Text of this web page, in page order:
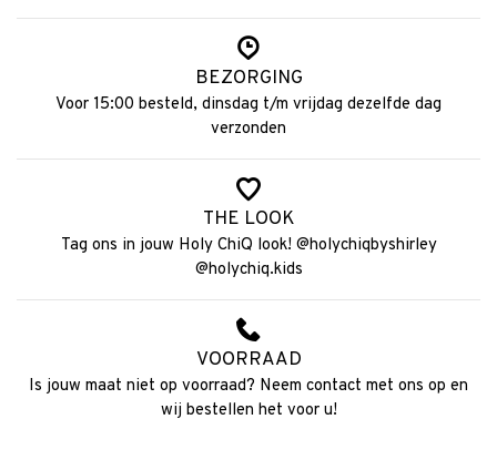
BEZORGING
Voor 15:00 besteld, dinsdag t/m vrijdag dezelfde dag
verzonden
THE LOOK
Tag ons in jouw Holy ChiQ look! @holychiqbyshirley
@holychiq.kids
VOORRAAD
Is jouw maat niet op voorraad? Neem contact met ons op en
wij bestellen het voor u!